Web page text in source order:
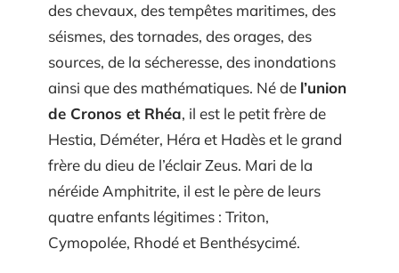
des chevaux, des tempêtes maritimes, des
séismes, des tornades, des orages, des
sources, de la sécheresse, des inondations
ainsi que des mathématiques. Né de l’union
de Cronos et Rhéa, il est le petit frère de
Hestia, Déméter, Héra et Hadès et le grand
frère du dieu de l’éclair Zeus. Mari de la
néréide Amphitrite, il est le père de leurs
quatre enfants légitimes : Triton,
Cymopolée, Rhodé et Benthésycimé.